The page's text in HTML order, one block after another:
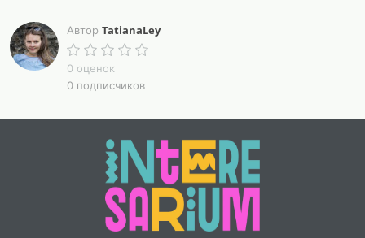
Автор TatianaLey
0 оценок
0 подписчиков